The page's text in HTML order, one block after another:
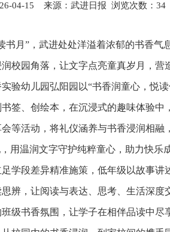
04-15 来源：武进日报 浏览次数： 34
书月”，武进处处洋溢着浓郁的书香
校园角落，让文字点亮童真岁月，营
验幼儿园弘阳园以“书香润童心，悦
签、创绘本，在沉浸式的趣味体验
等活动，将礼仪涵养与书香浸润相
用温润文字守护纯粹童心，助力快乐
学段差异精准施策，低年级以故事
辨，让阅读与表达、思考、生活深
级书香氛围，让学子在相伴品读中尽